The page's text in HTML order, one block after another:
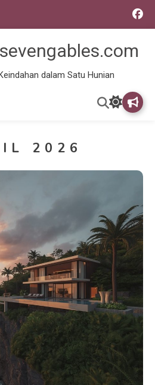
dalam Satu Hunian
2026